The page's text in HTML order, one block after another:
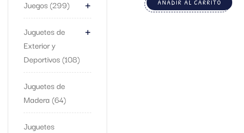
Juegos 299
Juguetes de
Exterior y
Deportivos 108
+
Juguetes de
Madera 64
Juguetes
AÑADIR AL CARRITO